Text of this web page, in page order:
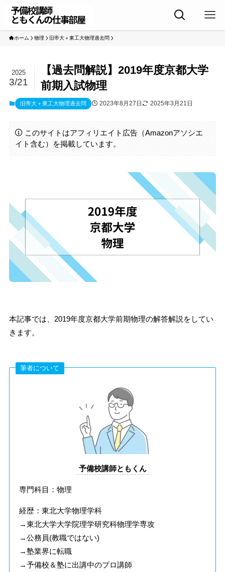
ホーム 物理 旧帝大＋東工大物理過去問
【過去問解説】2019年度京都大学
前期入試物理
2025
3/21
旧帝大＋東工大物理過去問 2023年8月27日 2025年3月21日
このサイトはアフィリエイト広告（Amazonアソシエ
イト含む）を掲載しています。
本記事では、2019年度京都大学前期物理の解答解説をしてい
きます。
筆者について
予備校講師ともくん
専門科目：物理
経歴：東北大学物理学科
→東北大学大学院理学研究科物理学専攻
→公務員(教職ではない)
→塾業界に転職
→予備校＆塾に出講中のプロ講師